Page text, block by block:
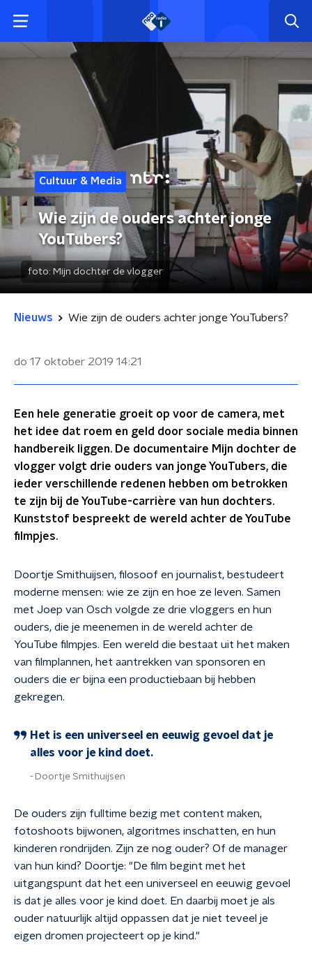
Cultuur & Media
Wie zijn de ouders achter jonge
YouTubers?
foto: Mijn dochter de vlogger
Nieuws Wie zijn de ouders achter jonge YouTubers?
do 17 oktober 2019 14:21
Een hele generatie groeit op voor de camera, met
het idee dat roem en geld door sociale media binnen
handbereik liggen. De documentaire Mijn dochter de
vlogger volgt drie ouders van jonge YouTubers, die
ieder verschillende redenen hebben om betrokken
te zijn bij de YouTube-carrière van hun dochters.
Kunststof bespreekt de wereld achter de YouTube
filmpjes.
Doortje Smithuijsen, filosoof en journalist, bestudeert
moderne mensen: wie ze zijn en hoe ze leven. Samen
met Joep van Osch volgde ze drie vloggers en hun
ouders, die je meenemen in de wereld achter de
YouTube filmpjes. Een wereld die bestaat uit het maken
van filmplannen, het aantrekken van sponsoren en
ouders die er bijna een productiebaan bij hebben
gekregen.
Het is een universeel en eeuwig gevoel dat je
alles voor je kind doet.
Doortje Smithuijsen
De ouders zijn fulltime bezig met content maken,
fotoshoots bijwonen, algoritmes inschatten, en hun
kinderen rondrijden. Zijn ze nog ouder? Of de manager
van hun kind? Doortje: "De film begint met het
uitgangspunt dat het een universeel en eeuwig gevoel
is dat je alles voor je kind doet. En daarbij moet je als
ouder natuurlijk altijd oppassen dat je niet teveel je
eigen dromen projecteert op je kind."